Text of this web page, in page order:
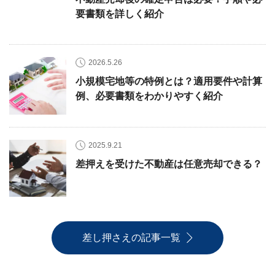
要書類を詳しく紹介
2026.5.26
小規模宅地等の特例とは？適用要件や計算
例、必要書類をわかりやすく紹介
2025.9.21
差押えを受けた不動産は任意売却できる？
差し押さえの記事一覧